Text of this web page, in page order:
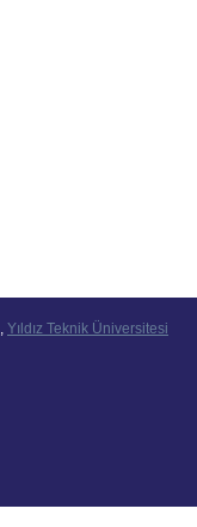
, Yıldız Teknik Üniversitesi